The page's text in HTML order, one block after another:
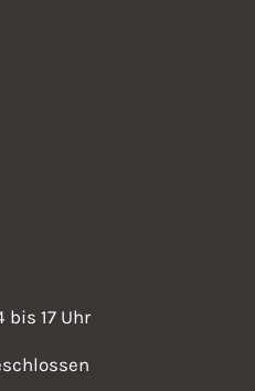
bis 17 Uhr